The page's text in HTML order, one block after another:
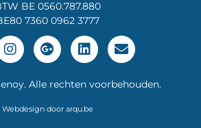
BE 0560.787.880
7360 0962 3777
Alle rechten voorbehouden.
Webdesign door arqu.be